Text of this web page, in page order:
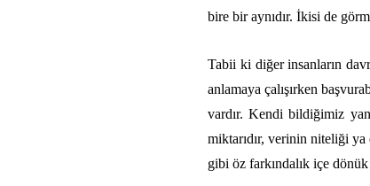
bire bir aynıdır. İkisi de
Tabii ki diğer insanların
anlamaya çalışırken
vardır. Kendi bildiğimiz
miktarıdır, verinin niteliği
gibi öz farkındalık içe